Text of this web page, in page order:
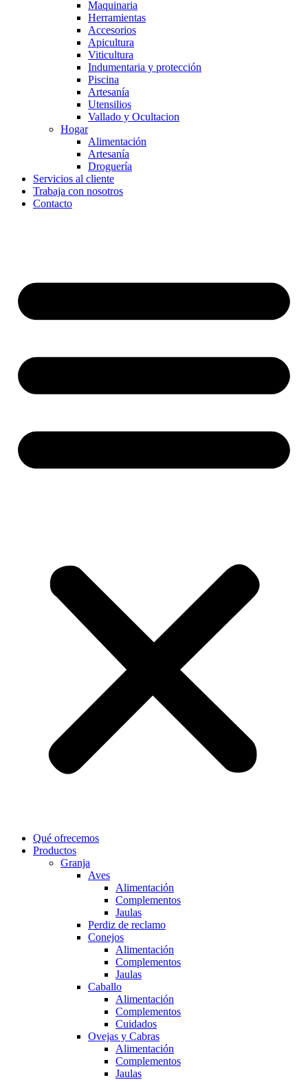
Maquinaria
Herramientas
Accesorios
Apicultura
Viticultura
Indumentaria y protección
Piscina
Artesanía
Utensilios
Vallado y Ocultacion
Hogar
Alimentación
Artesanía
Droguería
Servicios al cliente
Trabaja con nosotros
Contacto
Qué ofrecemos
Productos
Granja
Aves
Alimentación
Complementos
Jaulas
Perdiz de reclamo
Conejos
Alimentación
Complementos
Jaulas
Caballo
Alimentación
Complementos
Cuidados
Ovejas y Cabras
Alimentación
Complementos
Jaulas